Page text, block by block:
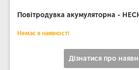
Повітродувка акумуляторна -
Немає в наявності
Дізнатися про